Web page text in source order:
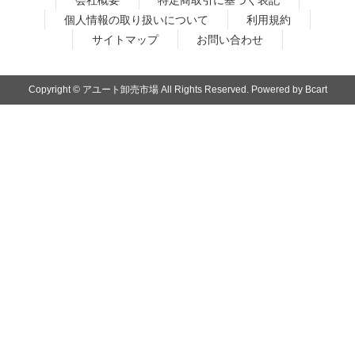
個人情報の取り扱いについて
利用規約
サイトマップ
お問い合わせ
Copyright © アユート卸売市場 All Rights Reserved. Powered by Bcart